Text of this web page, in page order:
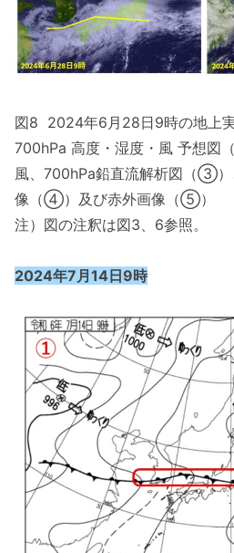
図8 2024年6月28日9時の地上
700hPa 高度・湿度・風 予想図
風、700hPa鉛直流解析図（③）
像（④）及び赤外画像（⑤）
注）図の注釈は図3、6参照。
2024年7月14日9時